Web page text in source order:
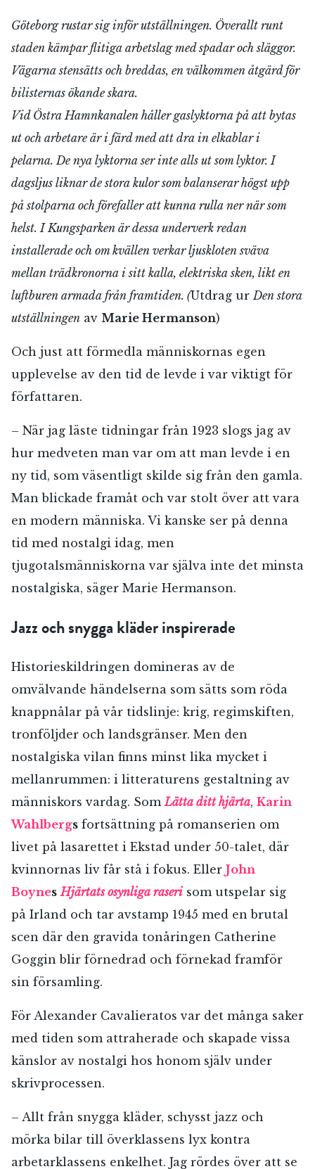
RÖSTA
Göteborg rustar sig inför utställningen. Överallt runt
staden kämpar flitiga arbetslag med spadar och släggor.
Vägarna stensätts och breddas, en välkommen åtgärd för
bilisternas ökande skara.
Vid Östra Hamnkanalen håller gaslyktorna på att bytas
ut och arbetare är i färd med att dra in elkablar i
pelarna. De nya lyktorna ser inte alls ut som lyktor. I
dagsljus liknar de stora kulor som balanserar högst upp
på stolparna och förefaller att kunna rulla ner när som
helst. I Kungsparken är dessa underverk redan
installerade och om kvällen verkar ljuskloten sväva
mellan trädkronorna i sitt kalla, elektriska sken, likt en
luftburen armada från framtiden. (Utdrag urDen stora
utställningen av Marie Hermanson)
Och just att förmedla människornas egen
upplevelse av den tid de levde i var viktigt för
författaren.
– När jag läste tidningar från 1923 slogs jag av
hur medveten man var om att man levde i en
ny tid, som väsentligt skilde sig från den gamla.
Man blickade framåt och var stolt över att vara
en modern människa. Vi kanske ser på denna
tid med nostalgi idag, men
tjugotalsmänniskorna var själva inte det minsta
nostalgiska, säger Marie Hermanson.
Jazz och snygga kläder inspirerade
Historieskildringen domineras av de
omvälvande händelserna som sätts som röda
knappnålar på vår tidslinje: krig, regimskiften,
tronföljder och landsgränser. Men den
nostalgiska vilan finns minst lika mycket i
mellanrummen: i litteraturens gestaltning av
människors vardag. SomLätta ditt hjärta, Karin
Wahlbergs fortsättning på romanserien om
livet på lasarettet i Ekstad under 50-talet, där
kvinnornas liv får stå i fokus. Eller John
Boynes Hjärtats osynliga raseri som utspelar sig
på Irland och tar avstamp 1945 med en brutal
scen där den gravida tonåringen Catherine
Goggin blir förnedrad och förnekad framför
sin församling.
För Alexander Cavalieratos var det många saker
med tiden som attraherade och skapade vissa
känslor av nostalgi hos honom själv under
skrivprocessen.
– Allt från snygga kläder, schysst jazz och
mörka bilar till överklassens lyx kontra
arbetarklassens enkelhet. Jag rördes över att se